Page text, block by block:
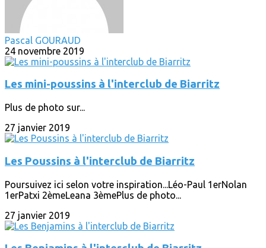
Pascal GOURAUD
24 novembre 2019
Les mini-poussins à l'interclub de Biarritz
Plus de photo sur...
27 janvier 2019
Les Poussins à l'interclub de Biarritz
Poursuivez ici selon votre inspiration...Léo-Paul 1erNolan
1erPatxi 2èmeLeana 3èmePlus de photo...
27 janvier 2019